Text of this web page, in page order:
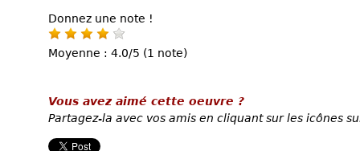
Donnez une note !
Moyenne : 4.0/5 (1 note)
Vous avez aimé cette oeuvre ?
Partagez-la avec vos amis en cliquant sur les icônes